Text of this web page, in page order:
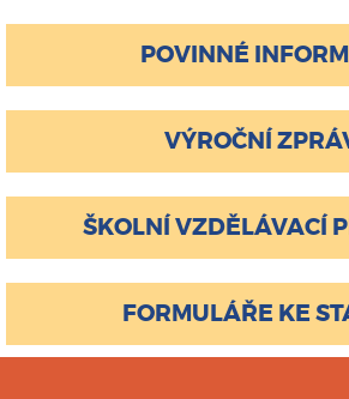
POVINNÉ
VÝROČNÍ
ŠKOLNÍ VZDĚLÁVACÍ
FORMULÁŘE KE